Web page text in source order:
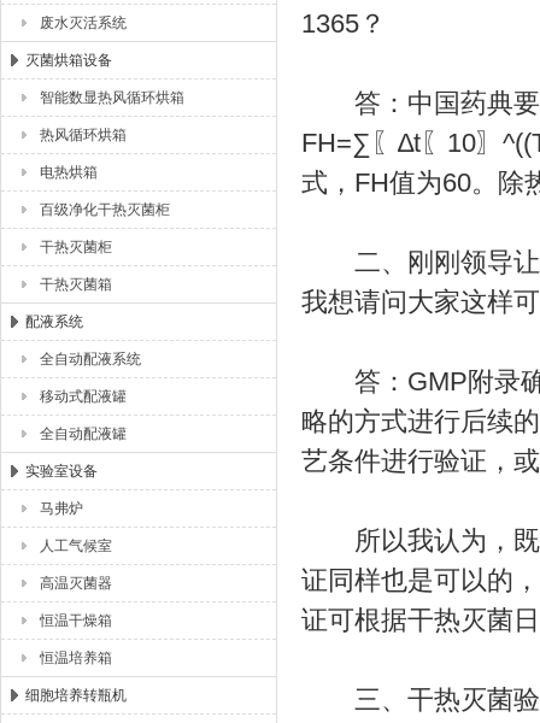
废水灭活系统
灭菌烘箱设备
智能数显热风循环烘箱
热风循环烘箱
电热烘箱
百级净化干热灭菌柜
干热灭菌柜
干热灭菌箱
配液系统
全自动配液系统
移动式配液罐
全自动配液罐
实验室设备
马弗炉
人工气候室
高温灭菌器
恒温干燥箱
恒温培养箱
细胞培养转瓶机
1365？
答：中国药典要
FH=∑〖∆t〖10〗
式，FH值为60。除
二、刚刚领导让
我想请问大家这样
答：GMP附录确
略的方式进行后续
艺条件进行验证，
所以我认为，既
证同样也是可以的
证可根据干热灭菌
三、干热灭菌验